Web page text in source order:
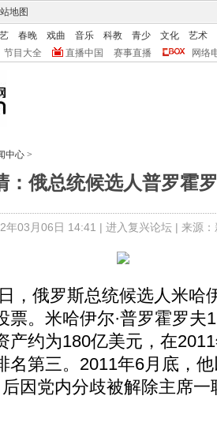
地图
春晚 戏曲 音乐 科教 青少 文化
艺术
节目大全 直播中国 赛事直播 网络
中心 >
：俄总统候选人普罗霍
年03月06日 14:41 | 进入复兴论坛| 来源
俄罗斯总统候选人米哈
票。米哈伊尔·普罗霍罗夫
产约为180亿美元，在
名第三。2011年6月底，
因党内分歧被解除主席